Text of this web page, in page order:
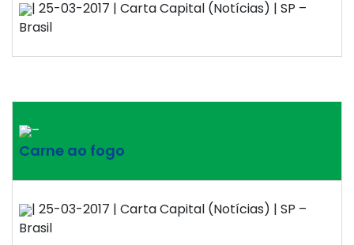
| 25-03-2017 | Carta Capital (Notícias) | SP –
Brasil
–
Carne ao fogo
| 25-03-2017 | Carta Capital (Notícias) | SP –
Brasil